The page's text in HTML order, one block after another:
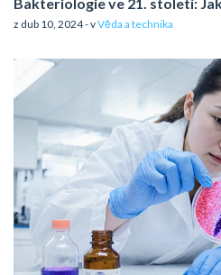
z dub 10, 2024 - vVěda a technika